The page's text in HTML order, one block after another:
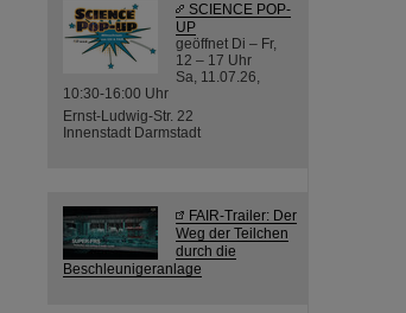
SCIENCE POP-
UP
geöffnet Di – Fr,
12 – 17 Uhr
Sa, 11.07.26,
10:30-16:00 Uhr
Ernst-Ludwig-Str. 22
Innenstadt Darmstadt
FAIR-Trailer: Der
Weg der Teilchen
durch die
Beschleunigeranlage